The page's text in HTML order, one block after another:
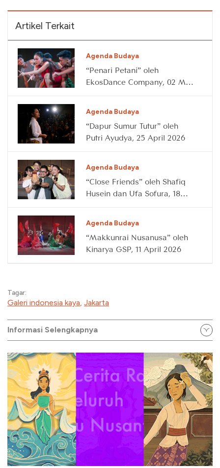
Artikel Terkait
Agenda Budaya
“Penari Petani” oleh
EkosDance Company, 02 May
Agenda Budaya
“Dapur Sumur Tutur” oleh
Putri Ayudya, 25 April 2026
Agenda Budaya
“Close Friends” oleh Shafiq
Husein dan Ufa Sofura, 18
Agenda Budaya
“Makkunrai Nusanusa” oleh
Kinarya GSP, 11 April 2026
Tagar:
Galeri indonesia kaya Jakarta
Informasi Selengkapnya